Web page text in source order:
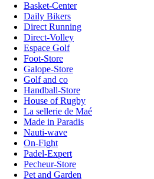
Basket-Center
Daily Bikers
Direct Running
Direct-Volley
Espace Golf
Foot-Store
Galope-Store
Golf and co
Handball-Store
House of Rugby
La sellerie de Maé
Made in Paradis
Nauti-wave
On-Fight
Padel-Expert
Pecheur-Store
Pet and Garden